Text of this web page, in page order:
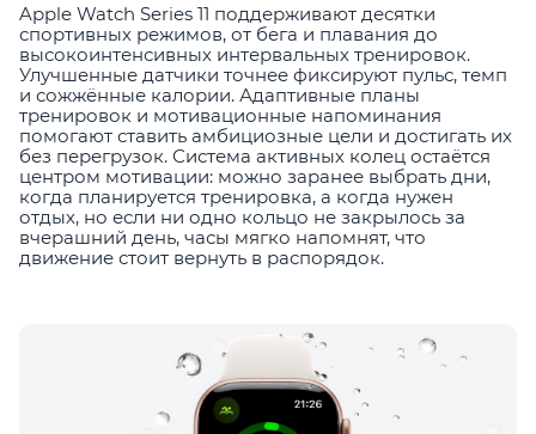
Apple Watch Series 11 поддерживают десятки
спортивных режимов, от бега и плавания до
высокоинтенсивных интервальных тренировок.
Улучшенные датчики точнее фиксируют пульс, темп
и сожжённые калории. Адаптивные планы
тренировок и мотивационные напоминания
помогают ставить амбициозные цели и достигать их
без перегрузок. Система активных колец остаётся
центром мотивации: можно заранее выбрать дни,
когда планируется тренировка, а когда нужен
отдых, но если ни одно кольцо не закрылось за
вчерашний день, часы мягко напомнят, что
движение стоит вернуть в распорядок.